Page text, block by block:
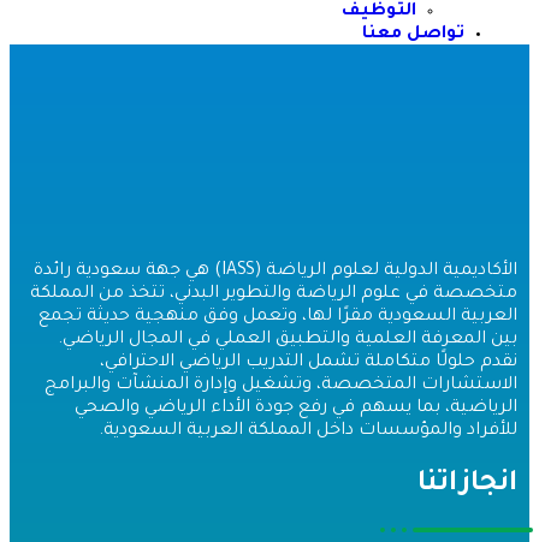
التوظيف
تواصل معنا
الأكاديمية الدولية لعلوم الرياضة (IASS) هي جهة سعودية رائدة
في علوم الرياضة والتطوير البدني، تتخذ من المملكة
السعودية مقرًا لها، وتعمل وفق منهجية حديثة تجمع
المعرفة العلمية والتطبيق العملي في المجال الرياضي.
حلولًا متكاملة تشمل التدريب الرياضي الاحترافي،
المتخصصة، وتشغيل وإدارة المنشآت والبرامج
بما يسهم في رفع جودة الأداء الرياضي والصحي
والمؤسسات داخل المملكة العربية السعودية.